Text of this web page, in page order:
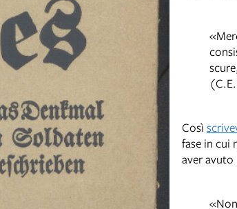
Così
fase in cui
aver avuto